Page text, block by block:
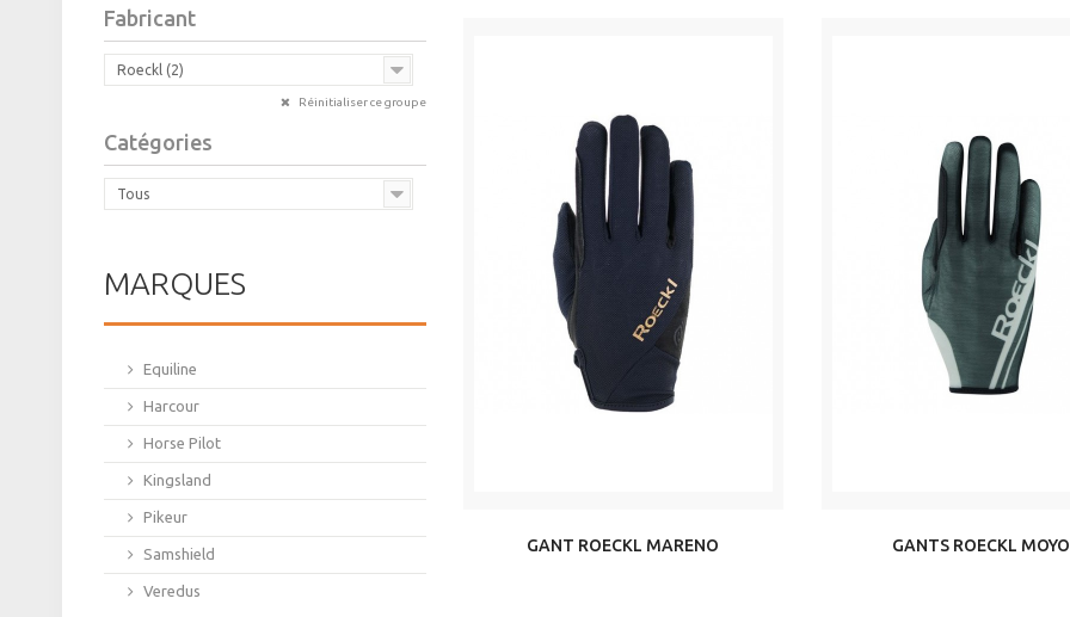
GANT ROECKL MARENO GANTS ROECKL MOYO
Fabricant
Roeckl (2)
Réinitialiser ce groupe
Catégories
Tous
MARQUES
Equiline
Harcour
Horse Pilot
Kingsland
Pikeur
Samshield
Veredus